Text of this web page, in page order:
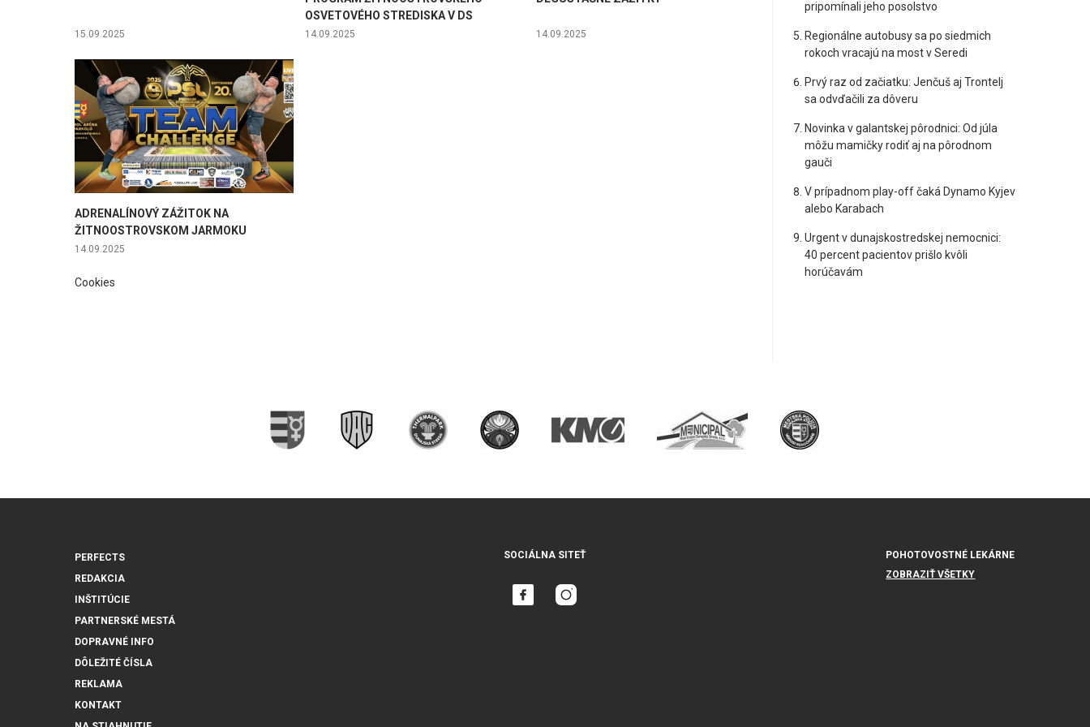
15.09.2025
OSVETOVÉHO STREDISKA V DS
14.09.2025 14.09.2025
ADRENALÍNOVÝ ZÁŽITOK NA
ŽITNOOSTROVSKOM JARMOKU
14.09.2025
Cookies
pripomínali jeho posolstvo
Regionálne autobusy sa po siedmich
rokoch vracajú na most v Seredi
Prvý raz od začiatku: Jenčuš aj Trontelj
sa odvďačili za dôveru
Novinka v galantskej pôrodnici: Od júla
môžu mamičky rodiť aj na pôrodnom
gauči
V prípadnom play-off čaká Dynamo Kyjev
alebo Karabach
Urgent v dunajskostredskej nemocnici:
40 percent pacientov prišlo kvôli
horúčavám
PERFECTS
REDAKCIA
INŠTITÚCIE
PARTNERSKÉ MESTÁ
DOPRAVNÉ INFO
DÔLEŽITÉ ČÍSLA
REKLAMA
KONTAKT
SOCIÁLNA SITEŤ
POHOTOVOSTNÉ LEKÁRNE
ZOBRAZIŤ VŠETKY